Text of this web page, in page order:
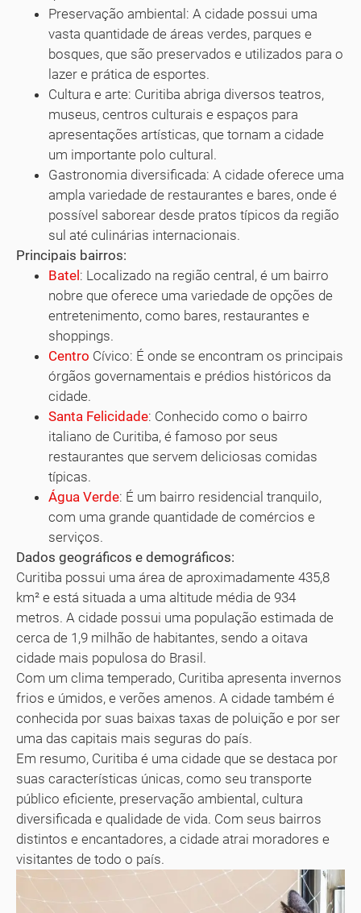
Preservação ambiental: A cidade possui uma
vasta quantidade de áreas verdes, parques e
bosques, que são preservados e utilizados para o
lazer e prática de esportes.
Cultura e arte: Curitiba abriga diversos teatros,
museus, centros culturais e espaços para
apresentações artísticas, que tornam a cidade
um importante polo cultural.
Gastronomia diversificada: A cidade oferece uma
ampla variedade de restaurantes e bares, onde é
possível saborear desde pratos típicos da região
sul até culinárias internacionais.
Principais bairros:
Batel : Localizado na região central, é um bairro
nobre que oferece uma variedade de opções de
entretenimento, como bares, restaurantes e
shoppings.
Centro Cívico: É onde se encontram os principais
órgãos governamentais e prédios históricos da
cidade.
Santa Felicidade: Conhecido como o bairro
italiano de Curitiba, é famoso por seus
restaurantes que servem deliciosas comidas
típicas.
Água Verde: É um bairro residencial tranquilo,
com uma grande quantidade de comércios e
serviços.
Dados geográficos e demográficos:
Curitiba possui uma área de aproximadamente 435,8
km² e está situada a uma altitude média de 934
metros. A cidade possui uma população estimada de
cerca de 1,9 milhão de habitantes, sendo a oitava
cidade mais populosa do Brasil.
Com um clima temperado, Curitiba apresenta invernos
frios e úmidos, e verões amenos. A cidade também é
conhecida por suas baixas taxas de poluição e por ser
uma das capitais mais seguras do país.
Em resumo, Curitiba é uma cidade que se destaca por
suas características únicas, como seu transporte
público eficiente, preservação ambiental, cultura
diversificada e qualidade de vida. Com seus bairros
distintos e encantadores, a cidade atrai moradores e
visitantes de todo o país.